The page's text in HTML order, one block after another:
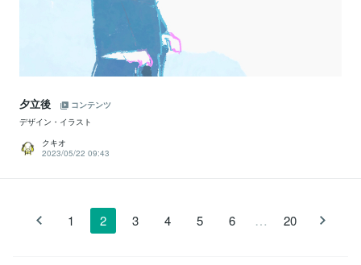
夕立後
コンテンツ
デザイン・イラスト
クキオ
2023/05/22 09:43
1 2 3 4 5 6 … 20